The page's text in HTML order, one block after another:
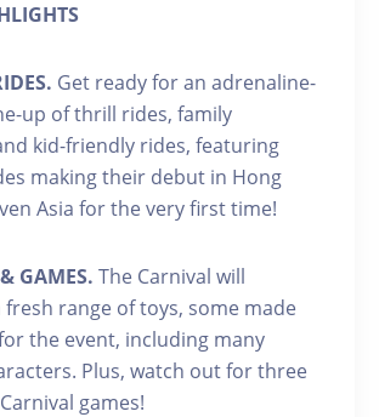
Get ready for an adrenaline-
up of thrill rides, family
kid-friendly rides, featuring
making their debut in Hong
Asia for the very first time!
GAMES. The Carnival will
fresh range of toys, some made
the event, including many
Plus, watch out for three
games!